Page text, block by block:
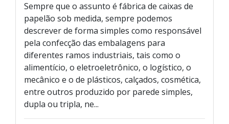
Sempre que o assunto é fábrica de caixas de
papelão sob medida, sempre podemos
descrever de forma simples como responsável
pela confecção das embalagens para
diferentes ramos industriais, tais como o
alimentício, o eletroeletrônico, o logístico, o
mecânico e o de plásticos, calçados, cosmética,
entre outros produzido por parede simples,
dupla ou tripla, ne...